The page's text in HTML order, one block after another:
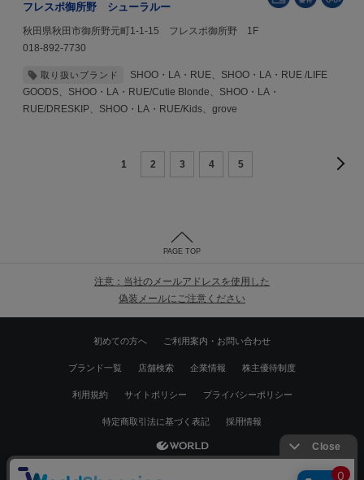
フレスポ御所野 シューラルー
秋田県秋田市御所野元町1-1-15 フレスポ御所野 1F
018-892-7730
取り扱いブランド
SHOO・LA・RUE、SHOO・LA・RUE /LIFE
GOODS、SHOO・LA・RUE/Cutie Blonde、SHOO・LA・
RUE/DRESKIP、SHOO・LA・RUE/Kids、grove
1 2 3 4 5
PAGE TOP
注意：当社のメールアドレスを使用した
偽装メールにご注意ください
初めての方へ ご利用案内・お問い合わせ
ブランド一覧 店舗検索 企業情報 株主優待制度
利用規約 サイトポリシー プライバシーポリシー
特定商取引法に基づく表記 採用情報